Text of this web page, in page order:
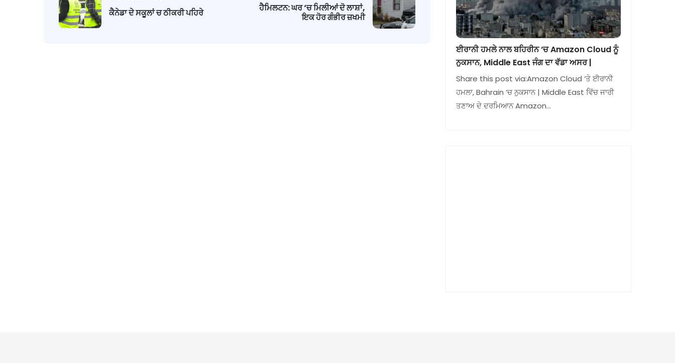
ਕੈਨੇਡਾ ਦੇ ਸਕੂਲਾਂ ਚ ਠੀਕਰੀ ਪਹਿਰੇ
ਹੈਮਿਲਟਨ: ਘਰ ‘ਚ ਮਿਲੀਆਂ ਦੋ ਲਾਸ਼ਾਂ,
ਇਕ ਹੋਰ ਗੰਭੀਰ ਜ਼ਖਮੀ
ਈਰਾਨੀ ਹਮਲੇ ਨਾਲ ਬਹਿਰੀਨ ‘ਚ Amazon Cloud ਨੂੰ
ਨੁਕਸਾਨ, Middle East ਜੰਗ ਦਾ ਵੱਡਾ ਅਸਰ |
Share this post via:Amazon Cloud ‘ਤੇ ਈਰਾਨੀ
ਹਮਲਾ, Bahrain ‘ਚ ਨੁਕਸਾਨ | Middle East ਵਿੱਚ ਜਾਰੀ
ਤਣਾਅ ਦੇ ਦਰਮਿਆਨ Amazon…